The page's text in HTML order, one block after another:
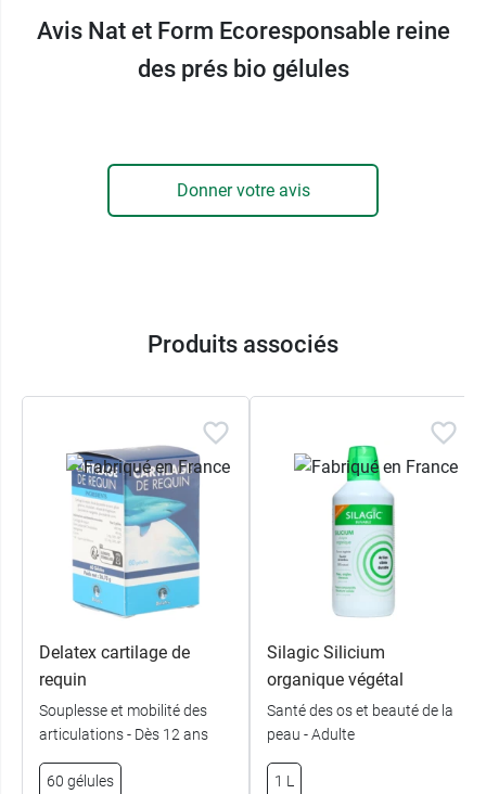
Avis Nat et Form Ecoresponsable reine
des prés bio gélules
Donner votre avis
Produits associés
Delatex cartilage de
requin
Souplesse et mobilité des
articulations - Dès 12 ans
60 gélules
Silagic Silicium
organique végétal
Santé des os et beauté de la
peau - Adulte
1 L